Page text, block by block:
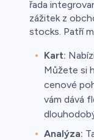
řada
zážitek z
stocks. Patří
Kart:
Můžete si
cenové
vám dává
Analýza: